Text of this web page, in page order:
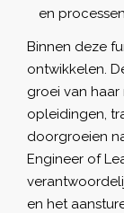
en
Binnen deze
ontwikkelen.
groei van
opleidingen,
doorgroeien
Engineer of
en het